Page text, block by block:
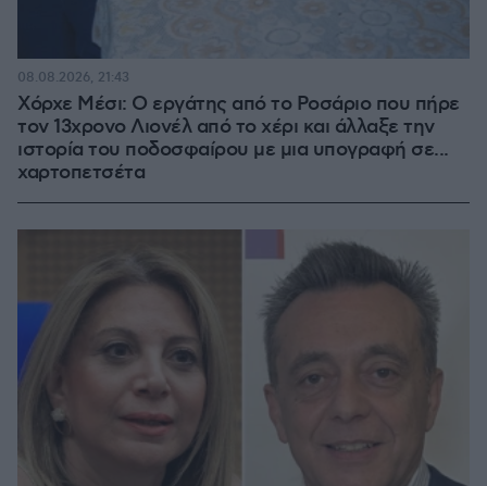
Χόρχε Μέσι: Ο εργάτης από το Ροσάριο που πήρε
τον 13χρονο Λιονέλ από το χέρι και άλλαξε την
ιστορία του ποδοσφαίρου με μια υπογραφή σε...
χαρτοπετσέτα
08.08.2026, 21:43